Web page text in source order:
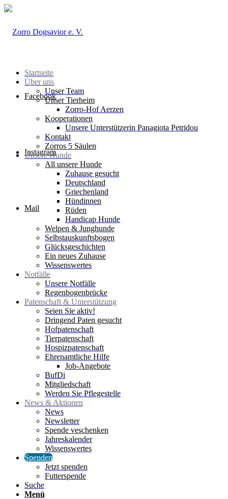
Facebook
Instagram
Mail
Startseite
Über uns
Unser Team
Unser Tierheim
Zorro-Hof Aerzen
Kooperationen
Unsere Unterstützerin Panagiota Petridou
Kontakt
Zorros 5 Säulen
Unsere Hunde
All unsere Hunde
Zuhause gesucht
Deutschland
Griechenland
Hündinnen
Rüden
Handicap Hunde
Welpen & Junghunde
Selbstauskunftsbogen
Glücksgeschichten
Ein neues Zuhause
Wissenswertes
Notfälle
Unsere Notfälle
Regenbogenbrücke
Patenschaft & Unterstützung
Seien Sie aktiv!
Dringend Paten gesucht
Hofpatenschaft
Tierpatenschaft
Hospizpatenschaft
Ehrenamtliche Hilfe
Job-Angebote
BufDi
Mitgliedschaft
Werden Sie Pflegestelle
News & Aktionen
News
Newsletter
Spende veschenken
Jahreskalender
Wissenswertes
Spenden
Jetzt spenden
Futterspende
Suche
Menü